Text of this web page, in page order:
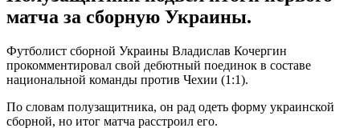
матча за сборную Украины.
Футболист сборной Украины Владислав Кочергин
прокомментировал свой дебютный поединок в составе
национальной команды против Чехии (1:1).
По словам полузащитника, он рад одеть форму украинской
сборной, но итог матча расстроил его.